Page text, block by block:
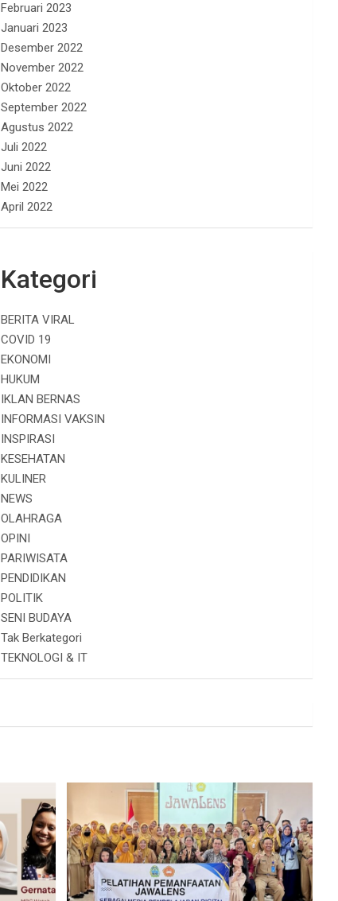
Februari 2023
Januari 2023
Desember 2022
November 2022
Oktober 2022
September 2022
Agustus 2022
Juli 2022
Juni 2022
Mei 2022
April 2022
Kategori
BERITA VIRAL
COVID 19
EKONOMI
HUKUM
IKLAN BERNAS
INFORMASI VAKSIN
INSPIRASI
KESEHATAN
KULINER
NEWS
OLAHRAGA
OPINI
PARIWISATA
PENDIDIKAN
POLITIK
SENI BUDAYA
Tak Berkategori
TEKNOLOGI & IT